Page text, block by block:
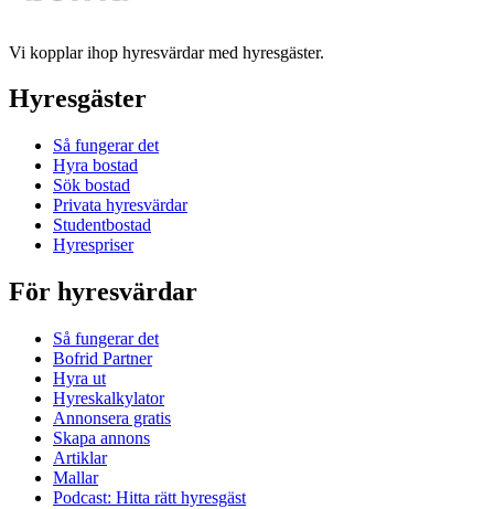
Vi kopplar ihop hyresvärdar med hyresgäster.
Hyresgäster
Så fungerar det
Hyra bostad
Sök bostad
Privata hyresvärdar
Studentbostad
Hyrespriser
För hyresvärdar
Så fungerar det
Bofrid Partner
Hyra ut
Hyreskalkylator
Annonsera gratis
Skapa annons
Artiklar
Mallar
Podcast: Hitta rätt hyresgäst